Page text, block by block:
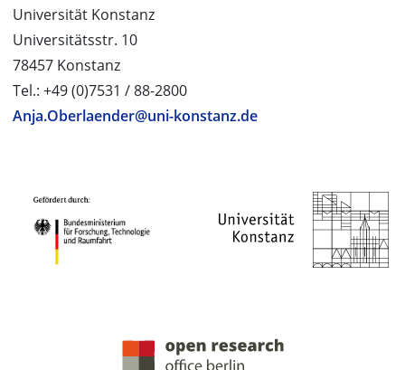
Universität Konstanz
Universitätsstr. 10
78457 Konstanz
Tel.: +49 (0)7531 / 88-2800
Anja.Oberlaender@uni-konstanz.de